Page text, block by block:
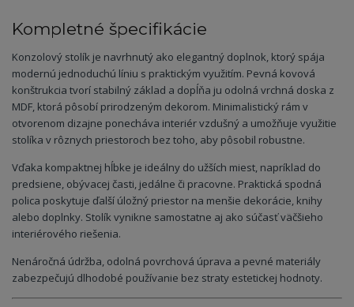
Kompletné špecifikácie
Konzolový stolík je navrhnutý ako elegantný doplnok, ktorý spája
modernú jednoduchú líniu s praktickým využitím. Pevná kovová
konštrukcia tvorí stabilný základ a dopĺňa ju odolná vrchná doska z
MDF, ktorá pôsobí prirodzeným dekorom. Minimalistický rám v
otvorenom dizajne ponecháva interiér vzdušný a umožňuje využitie
stolíka v rôznych priestoroch bez toho, aby pôsobil robustne.
Vďaka kompaktnej hĺbke je ideálny do užších miest, napríklad do
predsiene, obývacej časti, jedálne či pracovne. Praktická spodná
polica poskytuje ďalší úložný priestor na menšie dekorácie, knihy
alebo doplnky. Stolík vynikne samostatne aj ako súčasť väčšieho
interiérového riešenia.
Nenáročná údržba, odolná povrchová úprava a pevné materiály
zabezpečujú dlhodobé používanie bez straty estetickej hodnoty.